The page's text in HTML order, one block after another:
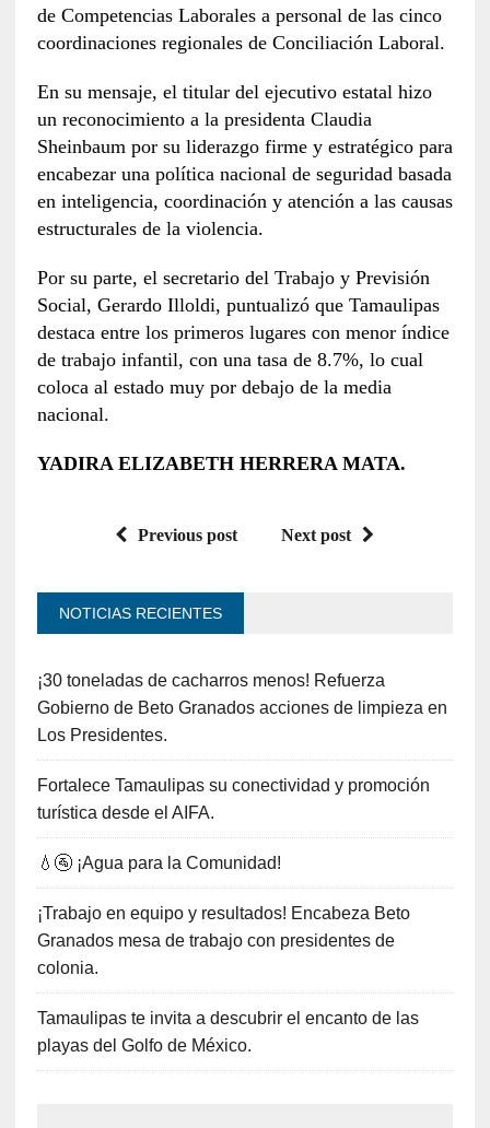
de Competencias Laborales a personal de las cinco
coordinaciones regionales de Conciliación Laboral.
En su mensaje, el titular del ejecutivo estatal hizo
un reconocimiento a la presidenta Claudia
Sheinbaum por su liderazgo firme y estratégico para
encabezar una política nacional de seguridad basada
en inteligencia, coordinación y atención a las causas
estructurales de la violencia.
Por su parte, el secretario del Trabajo y Previsión
Social, Gerardo Illoldi, puntualizó que Tamaulipas
destaca entre los primeros lugares con menor índice
de trabajo infantil, con una tasa de 8.7%, lo cual
coloca al estado muy por debajo de la media
nacional.
YADIRA ELIZABETH HERRERA MATA.
Previous post Next post
NOTICIAS RECIENTES
¡30 toneladas de cacharros menos! Refuerza
Gobierno de Beto Granados acciones de limpieza en
Los Presidentes.
Fortalece Tamaulipas su conectividad y promoción
turística desde el AIFA.
💧🚰 ¡Agua para la Comunidad!
¡Trabajo en equipo y resultados! Encabeza Beto
Granados mesa de trabajo con presidentes de
colonia.
Tamaulipas te invita a descubrir el encanto de las
playas del Golfo de México.